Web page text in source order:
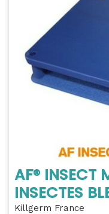
AF® INSECT
INSECTES
Killgerm France